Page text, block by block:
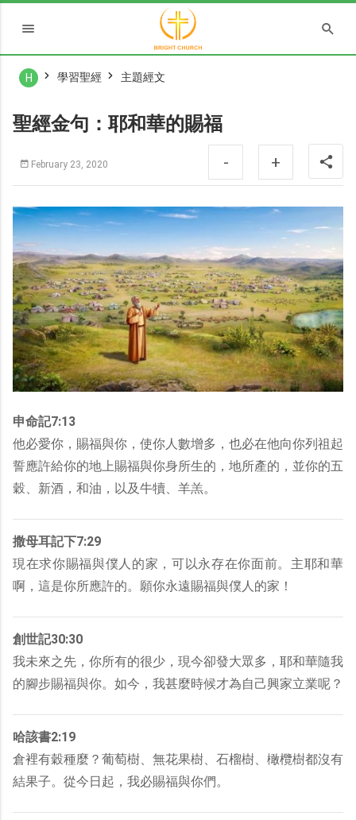
H 學習聖經 主題經文
聖經金句：耶和華的賜福
February 23, 2020 - +
申命記7:13
他必愛你，賜福與你，使你人數增多，也必在他向你列祖起
誓應許給你的地上賜福與你身所生的，地所產的，並你的五
穀、新酒，和油，以及牛犢、羊羔。
撒母耳記下7:29
現在求你賜福與僕人的家，可以永存在你面前。主耶和華
啊，這是你所應許的。願你永遠賜福與僕人的家！
創世記30:30
我未來之先，你所有的很少，現今卻發大眾多，耶和華隨我
的腳步賜福與你。如今，我甚麼時候才為自己興家立業呢？
哈該書2:19
倉裡有穀種麼？葡萄樹、無花果樹、石榴樹、橄欖樹都沒有
結果子。從今日起，我必賜福與你們。